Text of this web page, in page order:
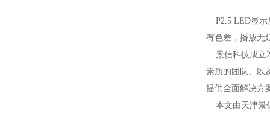
P2.5 LED显示
有色差，播放无
景信科技成立
素质的团队、以
提供全面解决方
本文由天津景